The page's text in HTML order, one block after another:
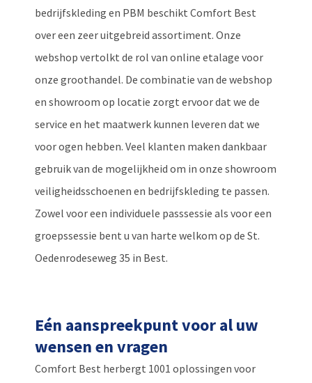
bedrijfskleding en PBM beschikt Comfort Best
over een zeer uitgebreid assortiment. Onze
webshop vertolkt de rol van online etalage voor
onze groothandel. De combinatie van de webshop
en showroom op locatie zorgt ervoor dat we de
service en het maatwerk kunnen leveren dat we
voor ogen hebben. Veel klanten maken dankbaar
gebruik van de mogelijkheid om in onze showroom
veiligheidsschoenen en bedrijfskleding te passen.
Zowel voor een individuele passsessie als voor een
groepssessie bent u van harte welkom op de St.
Oedenrodeseweg 35 in Best.
Eén aanspreekpunt voor al uw
wensen en vragen
Comfort Best herbergt 1001 oplossingen voor